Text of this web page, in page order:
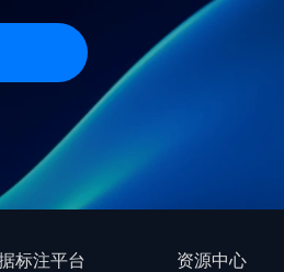
标注平台 资源中心